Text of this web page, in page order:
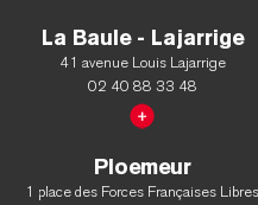
La Baule - Lajarrige
41 avenue Louis Lajarrige
02 40 88 33 48
Ploemeur
1 place des Forces Françaises Libres